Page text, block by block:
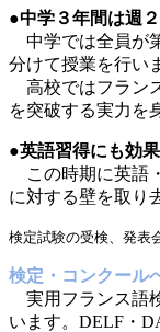
●中学３年間は週
中学では全員が
分けて授業を行い
高校ではフラン
を突破する実力を
●英語習得にも効
この時期に英語
に対する壁を取り
検定試験の受検、発表
検定・コンクール
実用フランス語
います。DELF・